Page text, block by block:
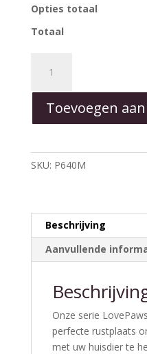
Opties totaal
Totaal
Collection
Midnight
-
aantal
Toevoegen
SKU: P640M
Beschrijving
Aanvullende
Onze serie
perfecte rustplaats
met uw huisdier te